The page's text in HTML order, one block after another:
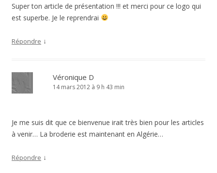
Super ton article de présentation !!! et merci pour ce logo qui
est superbe. Je le reprendrai
Répondre ↓
Véronique D
14 mars 2012 à 9 h 43 min
Je me suis dit que ce bienvenue irait très bien pour les articles
à venir… La broderie est maintenant en Algérie…
Répondre ↓